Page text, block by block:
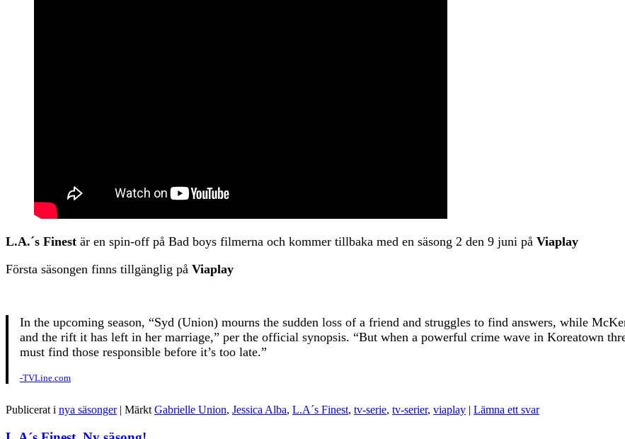
L.A.´s Finest är en spin-off på Bad boys filmerna och kommer tillbaka med en säsong 2 den 9 juni på Viaplay
Första säsongen finns tillgänglig på Viaplay
In the upcoming season, “Syd (Union) mourns the sudden loss of a friend and struggles to find answers, while
and the rift it has left in her marriage,” per the official synopsis. “But when a powerful crime wave in Koreatown
must find those responsible before it’s too late.”
-TVLine.com
Publicerat i nya säsonger | Märkt Gabrielle Union, Jessica Alba, L.A´s Finest, tv-serie, tv-serier, viaplay | Lämna ett svar